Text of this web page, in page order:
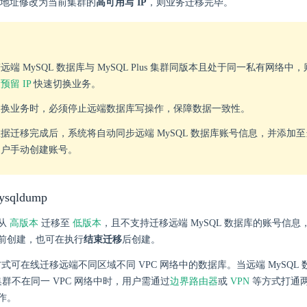
址修改为当前集群的 高可用写 IP ，则业务迁移完毕。
端 MySQL 数据库与 MySQL Plus 集群同版本且处于同一私有网络中
留 IP快速切换业务。
业务时，必须停止远端数据库写操作，保障数据一致性。
迁移完成后，系统将自动同步远端 MySQL 数据库账号信息，并添加
手动创建账号。
高版本 迁移至 低版本 ，且不支持迁移远端 MySQL 数据库的账号信息
创建，也可在执行结束迁移后创建。
可在线迁移远端不同区域不同 VPC 网络中的数据库。当远端 MySQL
群不在同一 VPC 网络中时，用户需通过边界路由器或 VPN 等方式打通
。